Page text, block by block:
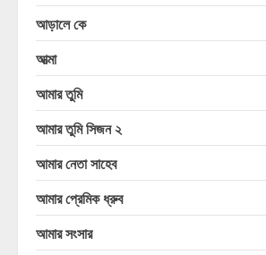
আড়ালে কে
আত্মা
আমার তুমি
আমার তুমি সিজন ২
আমার নেতা সাহেব
আমার প্রেমিক ধ্রুব
আমার সংসার